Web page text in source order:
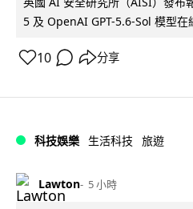
5 及 OpenAI GPT-5.6-Sol 模型在
10 分享
科技娛樂 生活科技 旅遊
Lawton 5 小時